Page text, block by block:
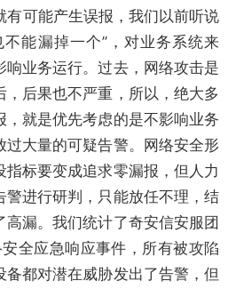
有可能产生误报，我们以前听说
能漏掉一个”，对业务系统来
响业务运行。过去，网络攻击是
后果也不严重，所以，绝大多
，就是优先考虑的是不影响业务
过大量的可疑告警。网络安全形
标要变成追求零漏报，但人力
警进行研判，只能放任不理，结
漏。我们统计了奇安信安服团
全应急响应事件，所有被攻陷
备都对潜在威胁发出了告警，但